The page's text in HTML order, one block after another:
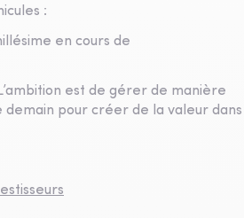
:
en cours de
est de gérer de manière
demain pour créer de la valeur dans